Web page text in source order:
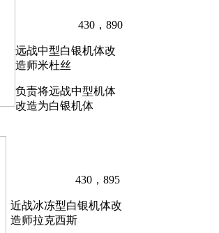
430，890
远战中型白银机体改
造师米杜丝
负责将远战中型机体
改造为白银机体
430，895
近战冰冻型白银机体改
造师拉克西斯